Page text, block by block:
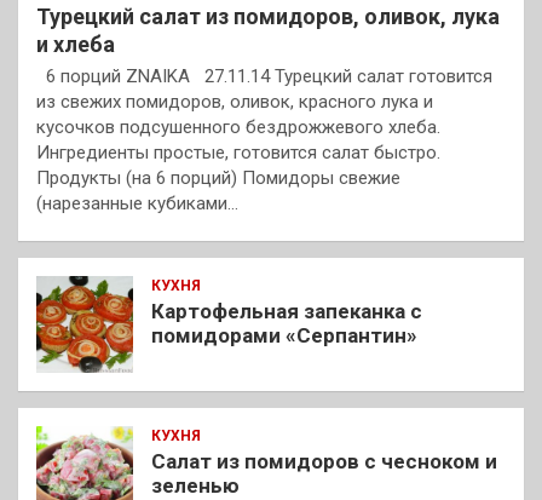
Турецкий салат из помидоров, оливок, лука
и хлеба
6 порций ZNAIKA 27.11.14 Турецкий салат готовится
из свежих помидоров, оливок, красного лука и
кусочков подсушенного бездрожжевого хлеба.
Ингредиенты простые, готовится салат быстро.
Продукты (на 6 порций) Помидоры свежие
(нарезанные кубиками…
КУХНЯ
Картофельная запеканка с
помидорами «Серпантин»
КУХНЯ
Салат из помидоров с чесноком и
зеленью